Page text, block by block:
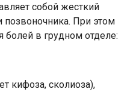
собой жесткий
позвоночника. При этом
в грудном отделе:
кифоза, сколиоза),